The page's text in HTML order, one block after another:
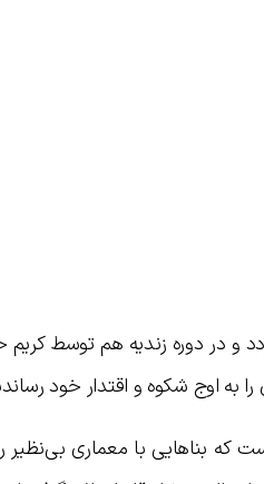
در دوره زندیه هم توسط کریم
به اوج شکوه و اقتدار خود
که بناهایی با معماری